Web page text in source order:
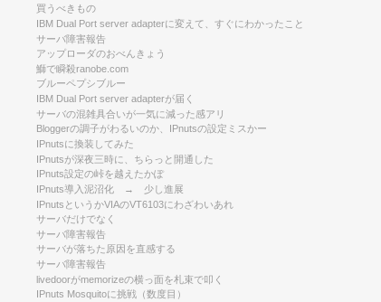
買うべきもの
IBM Dual Port server adapterに変えて、すぐにわかったこと
サーバ障害報告
アップローダのおべんきょう
鰤で瞬殺ranobe.com
ブルーペプシブルー
IBM Dual Port server adapterが届く
サーバの混雑具合いが一気に減った感アリ
Bloggerの調子がわるいのか、IPnutsの設定ミスかー
IPnutsに換装してみた
IPnutsが深夜三時に、ちらっと開通した
IPnuts設定の峠を越えたかぽ
IPnuts導入泥沼化 → 少し進展
IPnutsというかVIAのVT6103にわざわいあれ
サーバだけでなく
サーバ障害報告
サーバが落ちた原因を直感する
サーバ障害報告
livedoorがmemorizeの横っ面を札束で叩く
IPnuts Mosquitoに挑戦（数度目）